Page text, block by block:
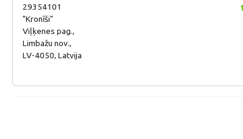
29354101
"Kronīši"
Viļķenes pag.,
Limbažu nov.,
LV-4050, Latvija